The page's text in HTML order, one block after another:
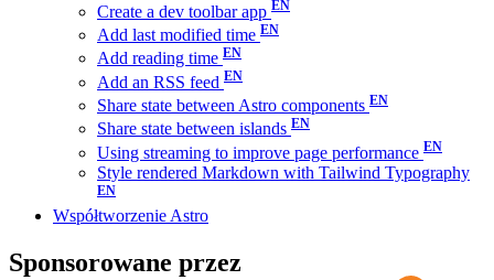
Create a dev toolbar app
Add last modified time
Add reading time
Add an RSS feed
Share state between Astro components
Share state between islands
Using streaming to improve page performance
Style rendered Markdown with Tailwind Typography
Współtworzenie Astro
Sponsorowane przez